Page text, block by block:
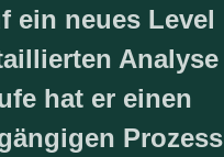
ein neues Level
Analyse
hat er einen
Prozess